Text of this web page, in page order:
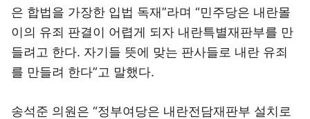
은 합법을 가장한 입법 독재”라며 “민주당은 내란몰
이의 유죄 판결이 어렵게 되자 내란특별재판부를 만
들려고 한다. 자기들 뜻에 맞는 판사들로 내란 유죄
를 만들려 한다”고 말했다.
송석준 의원은 “정부여당은 내란전담재판부 설치로